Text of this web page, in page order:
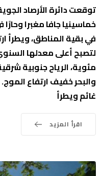
توقعت دائرة الأرصاد
خماسينيا جافا مغبرا
في بقية المناطق، ويطرأ
مئوية، الرياح جنوبية
والبحر خفيف ارتفاع
غائم ويطرأ
اقرأ المزيد